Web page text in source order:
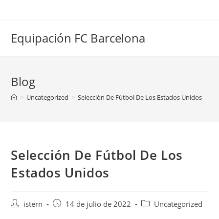
Equipación FC Barcelona
Blog
> Uncategorized > Selección De Fútbol De Los Estados Unidos
Selección De Fútbol De Los
Estados Unidos
Autoristern
Publicación
14 de julio de 2022
Categoría
Uncategorized